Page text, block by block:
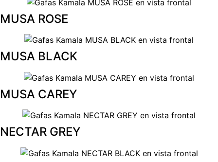
MUSA ROSE
MUSA BLACK
MUSA CAREY
NECTAR GREY